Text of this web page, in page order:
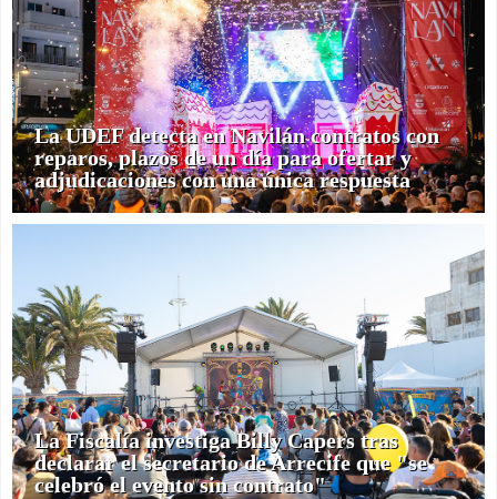
La UDEF detecta en Navilán contratos con
reparos, plazos de un día para ofertar y
adjudicaciones con una única respuesta
La Fiscalía investiga Billy Capers tras
declarar el secretario de Arrecife que "se
celebró el evento sin contrato"